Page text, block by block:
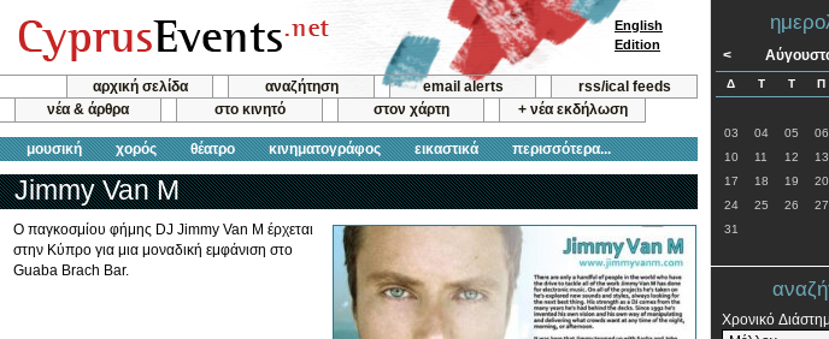
αρχική σελίδα αναζήτηση email alerts
rss/ical feeds
νέα & άρθρα
στο κινητό στον χάρτη + νέα εκδήλωση
μουσική χορός θέατρο κινηματογράφος εικαστικά περισσότερα...
English
Edition
Jimmy Van M
O παγκοσμίου φήμης DJ Jimmy Van M έρχεται
στην Κύπρο για μια μοναδική εμφάνιση στο
Guaba Brach Bar.
<
Δ Τ Τ Π
03
04 05 06
10
11 12 13
17
18 19 20
24
25 26 27
31
Χρονικό